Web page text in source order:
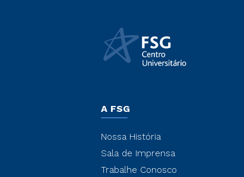
A FSG
Nossa História
Sala de Imprensa
Trabalhe Conosco